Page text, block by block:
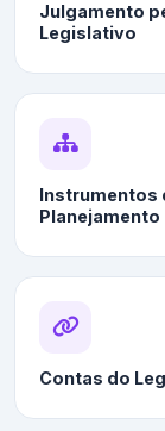
Julgamento
Legislativo
Instrumentos
Planejamento
Contas do